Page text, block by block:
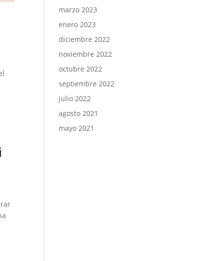
marzo 2023
enero 2023
diciembre 2022
noviembre 2022
octubre 2022
septiembre 2022
julio 2022
agosto 2021
mayo 2021